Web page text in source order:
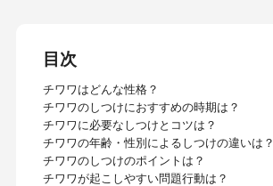
目次
チワワはどんな性格？
チワワのしつけにおすすめの時期は？
チワワに必要なしつけとコツは？
チワワの年齢・性別によるしつけの違いは？
チワワのしつけのポイントは？
チワワが起こしやすい問題行動は？